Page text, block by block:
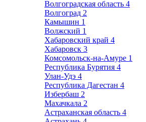
Волгоградская область 4
Волгоград 2
Камышин 1
Волжский 1
Хабаровский край 4
Хабаровск 3
Комсомольск-на-Амуре 1
Республика Бурятия 4
Улан-Удэ 4
Республика Дагестан 4
Избербаш 2
Махачкала 2
Астраханская область 4